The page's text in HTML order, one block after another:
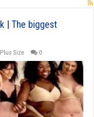
| The biggest
Plus Size 0